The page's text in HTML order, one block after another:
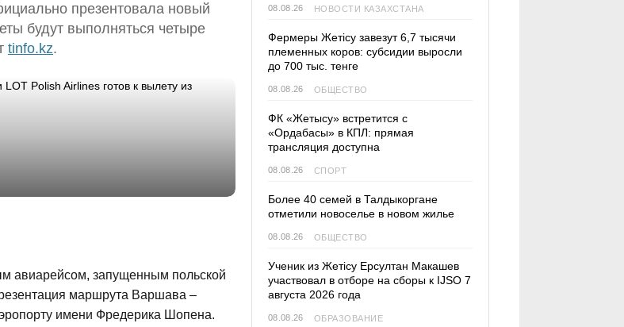
презентовала новый
будут выполняться четыре
tinfo.kz.
авиарейсом, запущенным польской
маршрута Варшава –
имени Фредерика Шопена.
08.08.26 НОВОСТИ КАЗАХСТАНА
Фермеры Жетісу завезут 6,7 тысячи
племенных коров: субсидии выросли
до 700 тыс. тенге
08.08.26 ОБЩЕСТВО
ФК «Жетысу» встретится с
«Ордабасы» в КПЛ: прямая
трансляция доступна
08.08.26 СПОРТ
Более 40 семей в Талдыкоргане
отметили новоселье в новом жилье
08.08.26 ОБЩЕСТВО
Ученик из Жетісу Ерсултан Макашев
участвовал в отборе на сборы к IJSO 7
августа 2026 года
08.08.26 ОБРАЗОВАНИЕ